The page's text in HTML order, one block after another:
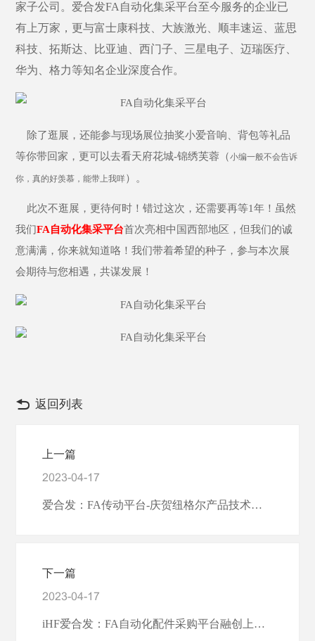
家子公司。爱合发FA自动化集采平台至今服务的企业已
有上万家，更与富士康科技、大族激光、顺丰速运、蓝思
科技、拓斯达、比亚迪、西门子、三星电子、迈瑞医疗、
华为、格力等知名企业深度合作。
除了逛展，还能参与现场展位抽奖小爱音响、背包等礼品
等你带回家，更可以去看天府花城-锦绣芙蓉（小编一般不会告诉
你，真的好羡慕，能带上我咩）。
此次不逛展，更待何时！错过这次，还需要再等1年！虽然
我们FA自动化集采平台首次亮相中国西部地区，但我们的诚
意满满，你来就知道咯！我们带着希望的种子，参与本次展
会期待与您相遇，共谋发展！
返回列表
上一篇
2023-04-17
爱合发：FA传动平台-庆贺纽格尔产品技术研讨会暨新产品发布活动在东莞大朗圆满举办
下一篇
2023-04-17
iHF爱合发：FA自动化配件采购平台融创上海慕尼黑电子展